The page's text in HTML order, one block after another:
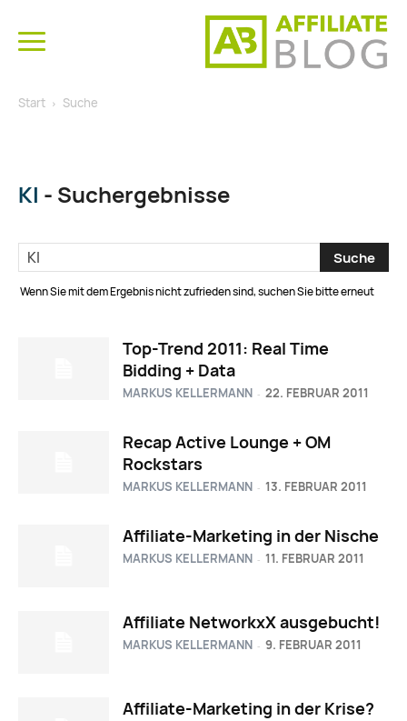
Start Suche
KI - Suchergebnisse
Wenn Sie mit dem Ergebnis nicht zufrieden sind, suchen Sie bitte erneut
Top-Trend 2011: Real Time
Bidding + Data
MARKUS KELLERMANN - 22. FEBRUAR 2011
Recap Active Lounge + OM
Rockstars
MARKUS KELLERMANN - 13. FEBRUAR 2011
Affiliate-Marketing in der Nische
MARKUS KELLERMANN - 11. FEBRUAR 2011
Affiliate NetworkxX ausgebucht!
MARKUS KELLERMANN - 9. FEBRUAR 2011
Affiliate-Marketing in der Krise?